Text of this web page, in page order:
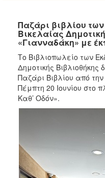
2024
2022
2021
2020
2019
2018
2017
2012
Παζάρι βιβλίου
Βικελαίας
«Γιανναδάκη» με
Το Βιβλιοπωλείο των
Δημοτικής Βιβλιοθήκης
Παζάρι Βιβλίου από την
Πέμπτη 20 Ιουνίου στο
Καθ’ Οδόν».